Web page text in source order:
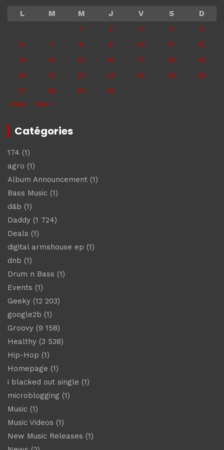
L M M J V S
D
1
2 3 4
5
6
7 8 9 10 11
12
13
14 15 16 17 18
19
20
21 22 23 24 25
26
27
28 29
30
« Mar
Mai »
Catégories
174 (1)
agro (1)
Album Announcement (1)
Bass Music (1)
d&b (1)
Daddy (1 724)
Deals (1)
digital armshouse ep (1)
dnb (1)
Drum n Bass (1)
Events (1)
Geeky (12 203)
google2b (1)
Groovy (9 158)
Healthy (3 538)
Hip-Hop (1)
Homepage (1)
i blacked out single (1)
microblogging (1)
Music (1)
Music Videos (1)
New Music Releases (1)